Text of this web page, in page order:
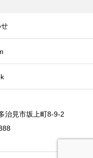
治見市坂上町8-9-2